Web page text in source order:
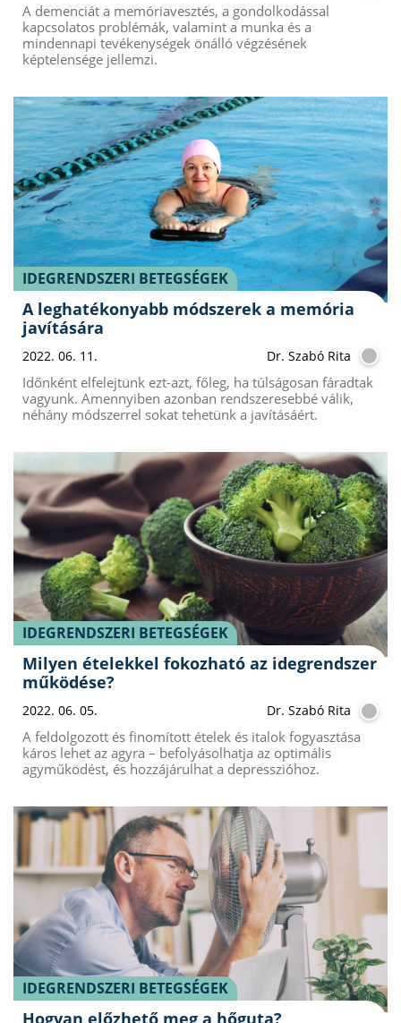
A demenciát a memóriavesztés, a gondolkodással
kapcsolatos problémák, valamint a munka és a
mindennapi tevékenységek önálló végzésének
képtelensége jellemzi.
IDEGRENDSZERI BETEGSÉGEK
A leghatékonyabb módszerek a memória
javítására
2022. 06. 11. Dr. Szabó Rita
Időnként elfelejtünk ezt-azt, főleg, ha túlságosan fáradtak
vagyunk. Amennyiben azonban rendszeresebbé válik,
néhány módszerrel sokat tehetünk a javításáért.
IDEGRENDSZERI BETEGSÉGEK
Milyen ételekkel fokozható az idegrendszer
működése?
2022. 06. 05. Dr. Szabó Rita
A feldolgozott és finomított ételek és italok fogyasztása
káros lehet az agyra – befolyásolhatja az optimális
agyműködést, és hozzájárulhat a depresszióhoz.
IDEGRENDSZERI BETEGSÉGEK